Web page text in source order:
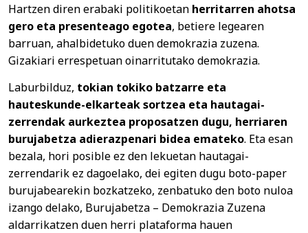
Hartzen diren erabaki politikoetan herritarren ahotsa
gero eta presenteago egotea, betiere legearen
barruan, ahalbidetuko duen demokrazia zuzena.
Gizakiari errespetuan oinarritutako demokrazia.
Laburbilduz, tokian tokiko batzarre eta
hauteskunde-elkarteak sortzea eta hautagai-
zerrendak aurkeztea proposatzen dugu, herriaren
burujabetza adierazpenari bidea emateko. Eta esan
bezala, hori posible ez den lekuetan hautagai-
zerrendarik ez dagoelako, dei egiten dugu boto-paper
burujabearekin bozkatzeko, zenbatuko den boto nuloa
izango delako, Burujabetza – Demokrazia Zuzena
aldarrikatzen duen herri plataforma hauen